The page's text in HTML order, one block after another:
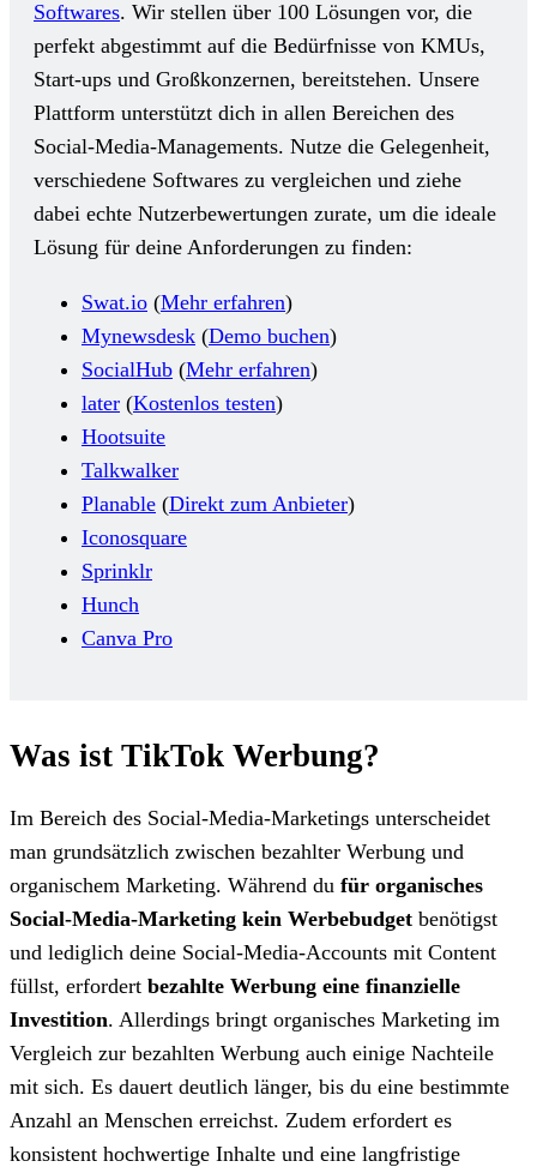
Softwares. Wir stellen über 100 Lösungen vor, die
perfekt abgestimmt auf die Bedürfnisse von KMUs,
Start-ups und Großkonzernen, bereitstehen. Unsere
Plattform unterstützt dich in allen Bereichen des
Social-Media-Managements. Nutze die Gelegenheit,
verschiedene Softwares zu vergleichen und ziehe
dabei echte Nutzerbewertungen zurate, um die ideale
Lösung für deine Anforderungen zu finden:
Swat.io (Mehr erfahren)
Mynewsdesk (Demo buchen)
SocialHub (Mehr erfahren)
later (Kostenlos testen)
Hootsuite
Talkwalker
Planable (Direkt zum Anbieter)
Iconosquare
Sprinklr
Hunch
Canva Pro
Was ist TikTok Werbung?
Im Bereich des Social-Media-Marketings unterscheidet
man grundsätzlich zwischen bezahlter Werbung und
organischem Marketing. Während du für organisches
Social-Media-Marketing kein Werbebudget benötigst
und lediglich deine Social-Media-Accounts mit Content
füllst, erfordert bezahlte Werbung eine finanzielle
Investition. Allerdings bringt organisches Marketing im
Vergleich zur bezahlten Werbung auch einige Nachteile
mit sich. Es dauert deutlich länger, bis du eine bestimmte
Anzahl an Menschen erreichst. Zudem erfordert es
konsistent hochwertige Inhalte und eine langfristige